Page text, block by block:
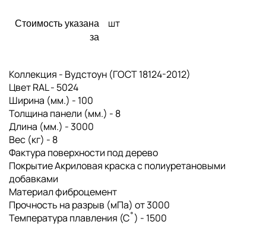
Стоимость указана
за
шт
Коллекция - Вудстоун (ГОСТ 18124-2012)
Цвет RAL - 5024
Ширина (мм.) - 100
Толщина панели (мм.) - 8
Длина (мм.) - 3000
Вес (кг) - 8
Фактура поверхности под дерево
Покрытие Акриловая краска с полиуретановыми
добавками
Материал фиброцемент
Прочность на разрыв (мПа) от 3000
Температура плавления (С˚) - 1500